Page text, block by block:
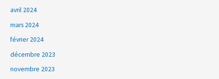
avril 2024
mars 2024
février 2024
décembre 2023
novembre 2023